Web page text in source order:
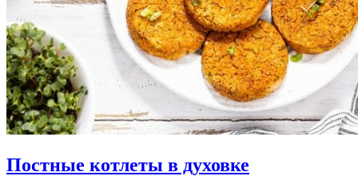
Постные котлеты в духовке